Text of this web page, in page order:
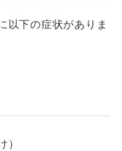
以下の症状がありま